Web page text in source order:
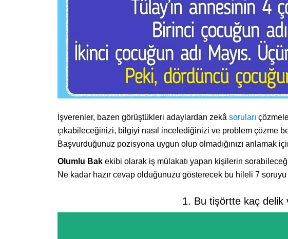
İşverenler, bazen görüştükleri adaylardan zekâ soruları
çıkabileceğinizi, bilgiyi nasıl incelediğinizi ve problem çözme
Başvurduğunuz pozisyona uygun olup olmadığınızı anlamak
Olumlu Bak ekibi olarak iş mülakatı yapan kişilerin sorabileceği
Ne kadar hazır cevap olduğunuzu gösterecek bu hileli 7
1. Bu tişörtte kaç delik